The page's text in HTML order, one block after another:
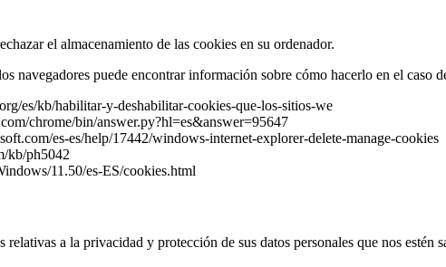
el almacenamiento de las cookies en su ordenador.
navegadores puede encontrar información sobre cómo hacerlo en el caso
es/kb/habilitar-y-deshabilitar-cookies-que-los-sitios-we
chrome/bin/answer.py?hl=es&answer=95647
es-es/help/17442/windows-internet-explorer-delete-manage-cookies
kb/ph5042
11.50/es-ES/cookies.html
relativas a la privacidad y protección de sus datos personales que nos estén